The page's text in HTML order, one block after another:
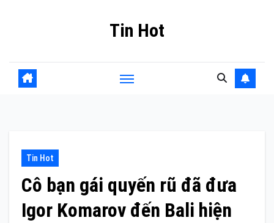
Tin Hot
Tin Hot
Cô bạn gái quyến rũ đã đưa
Igor Komarov đến Bali hiện